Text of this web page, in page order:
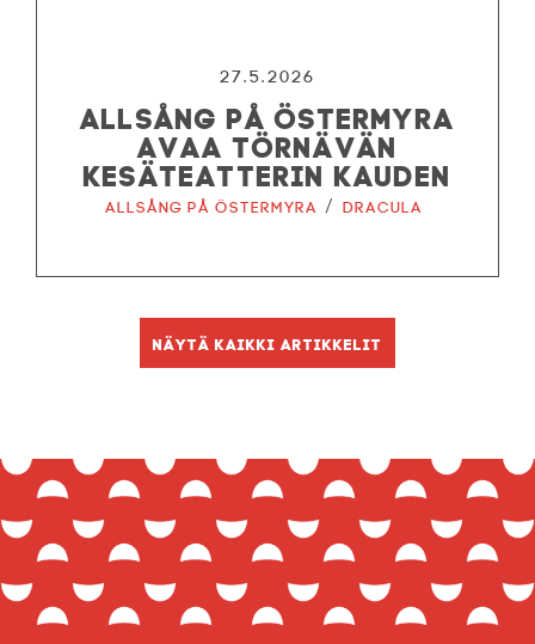
27.5.2026
ALLSÅNG PÅ ÖSTERMYRA
AVAA TÖRNÄVÄN
KESÄTEATTERIN KAUDEN
Allsång på Östermyra / Dracula
Näytä kaikki artikkelit